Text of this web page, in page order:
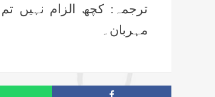
ترجمہ: کچھ الزام نہیں
مہربان۔